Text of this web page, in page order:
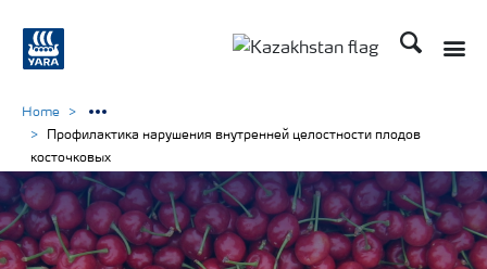
Поиск
Home
Профилактика нарушения внутренней целостности плодов
косточковых